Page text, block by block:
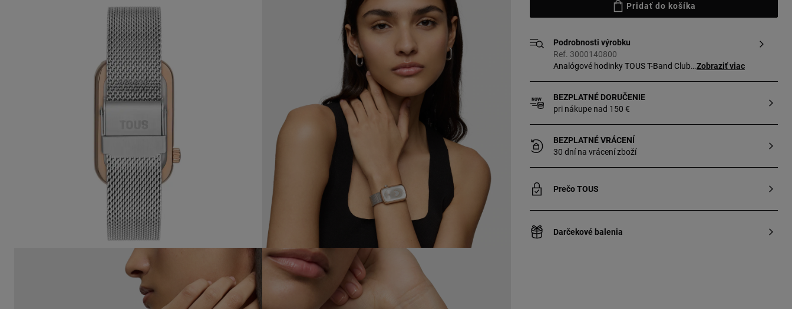
Pridať do košíka
Podrobnosti výrobku
Ref. 3000140800
Analógové hodinky TOUS T-Band Club
siluetou srdca vnútri. Priemer puzdra:
26,5 mm x 44 mm. Ciferník: perleť.
Funkcie: hodiny a minúty. Vodoodolnosť:
3 ATM. Náramok: 16 mm x 16 mm x
87 mm/16 mm x 16 mm x 110 mm.
Zobraziť viac
BEZPLATNÉ DORUČENIE
pri nákupe nad 150 €
BEZPLATNÉ VRÁCENÍ
30 dní na vrácení zboží
Prečo TOUS
Darčekové balenia